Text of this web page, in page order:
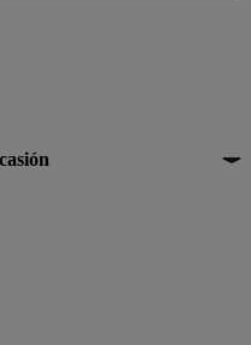
camiones de ocasión